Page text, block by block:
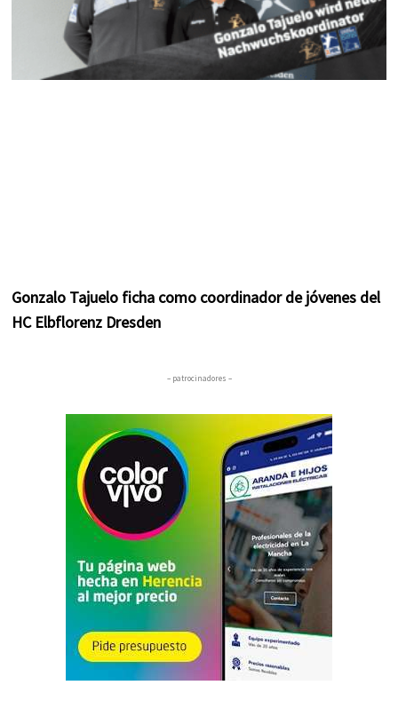
Gonzalo Tajuelo ficha como coordinador de jóvenes del
HC Elbflorenz Dresden
– patrocinadores –